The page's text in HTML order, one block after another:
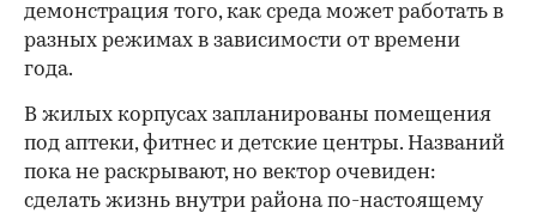
демонстрация того, как среда может работать в
разных режимах в зависимости от времени
года.
В жилых корпусах запланированы помещения
под аптеки, фитнес и детские центры. Названий
пока не раскрывают, но вектор очевиден:
сделать жизнь внутри района по-настоящему